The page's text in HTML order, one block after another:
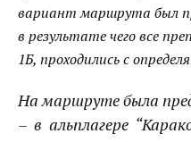
вариант маршрута был
в результате чего все
1Б, проходились с
На маршруте была
– в альплагере